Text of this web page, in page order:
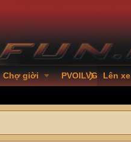
Chợ giời PVOILVGC2026
Lên xe